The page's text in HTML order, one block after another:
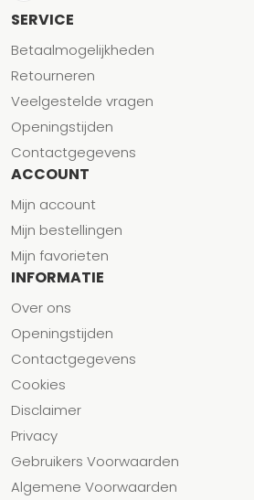
SERVICE
Betaalmogelijkheden
Retourneren
Veelgestelde vragen
Openingstijden
Contactgegevens
ACCOUNT
Mijn account
Mijn bestellingen
Mijn favorieten
INFORMATIE
Over ons
Openingstijden
Contactgegevens
Cookies
Disclaimer
Privacy
Gebruikers Voorwaarden
Algemene Voorwaarden